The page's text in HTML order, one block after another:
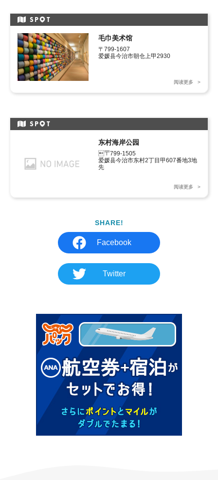
SP T
毛巾美术馆
〒799-1607
爱媛县今治市朝仓上甲2930
阅读更多
SP T
东村海岸公园
〒799-1505
爱媛县今治市东村2丁目甲607番地3地
先
阅读更多
SHARE!
Facebook
Twitter